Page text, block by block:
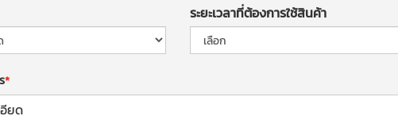
ระยะเวลาที่ต้องการใช้สินค้า
ยด